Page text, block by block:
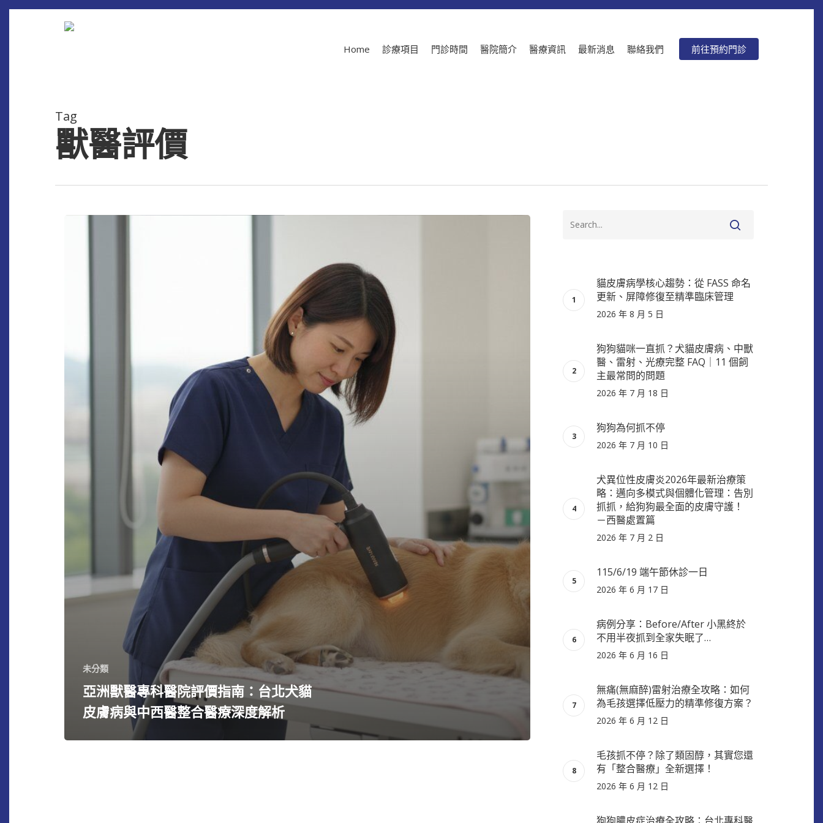
Skip
Home 診療項目 門診時間 醫院簡介 醫療資訊 最新消息 聯絡我們 前往預約門診
Tag
獸醫評價
未分類
亞洲獸醫專科醫院評價指南：台北犬貓
皮膚病與中西醫整合醫療深度解析
貓皮膚病學核心趨勢：從 FASS 命名
更新、屏障修復至精準臨床管理
2026 年 8 月 5 日
狗狗貓咪一直抓？犬貓皮膚病、中獸
醫、雷射、光療完整 FAQ｜11 個飼
主最常問的問題
2026 年 7 月 18 日
狗狗為何抓不停
2026 年 7 月 10 日
犬異位性皮膚炎2026年最新治療策
略：邁向多模式與個體化管理：告別
抓抓，給狗狗最全面的皮膚守護！
－西醫處置篇
2026 年 7 月 2 日
115/6/19 端午節休診一日
2026 年 6 月 17 日
病例分享：Before/After 小黑終於
不用半夜抓到全家失眠了…
2026 年 6 月 16 日
無痛(無麻醉)雷射治療全攻略：如何
為毛孩選擇低壓力的精準修復方案？
2026 年 6 月 12 日
毛孩抓不停？除了類固醇，其實您還
有「整合醫療」全新選擇！
2026 年 6 月 12 日